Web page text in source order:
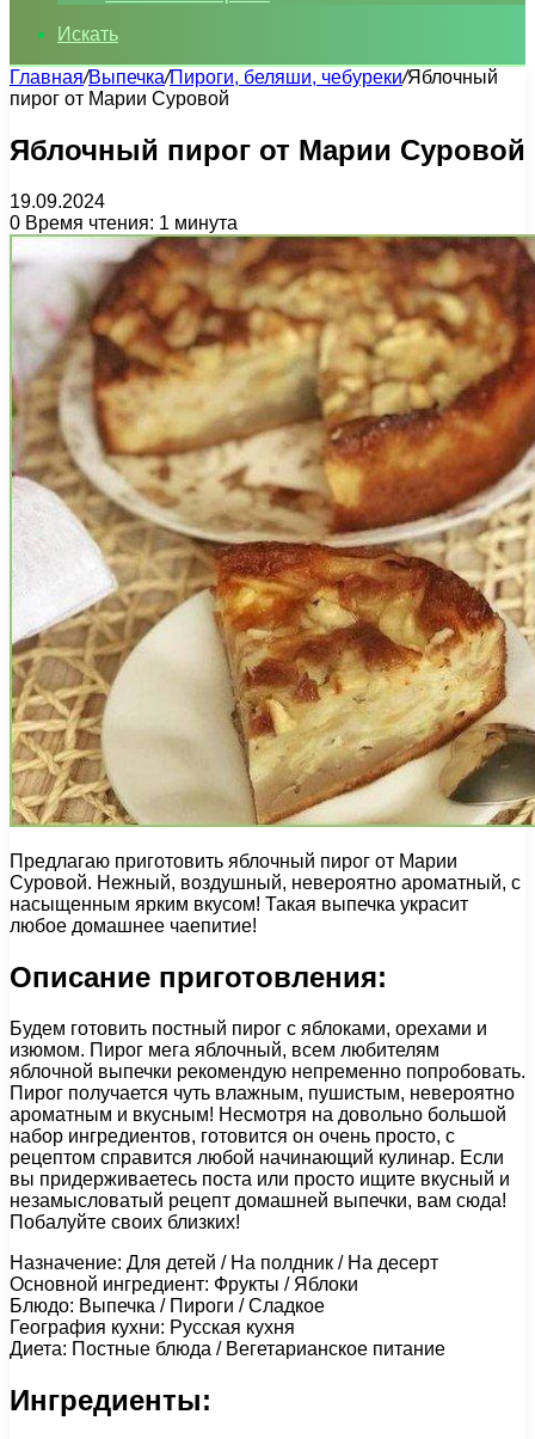
Искать
Главная/Выпечка/Пироги, беляши, чебуреки/Яблочный
пирог от Марии Суровой
Яблочный пирог от Марии Суровой
19.09.2024
0 Время чтения: 1 минута
Предлагаю приготовить яблочный пирог от Марии
Суровой. Нежный, воздушный, невероятно ароматный, с
насыщенным ярким вкусом! Такая выпечка украсит
любое домашнее чаепитие!
Описание приготовления:
Будем готовить постный пирог с яблоками, орехами и
изюмом. Пирог мега яблочный, всем любителям
яблочной выпечки рекомендую непременно попробовать.
Пирог получается чуть влажным, пушистым, невероятно
ароматным и вкусным! Несмотря на довольно большой
набор ингредиентов, готовится он очень просто, с
рецептом справится любой начинающий кулинар. Если
вы придерживаетесь поста или просто ищите вкусный и
незамысловатый рецепт домашней выпечки, вам сюда!
Побалуйте своих близких!
Назначение: Для детей / На полдник / На десерт
Основной ингредиент: Фрукты / Яблоки
Блюдо: Выпечка / Пироги / Сладкое
География кухни: Русская кухня
Диета: Постные блюда / Вегетарианское питание
Ингредиенты: